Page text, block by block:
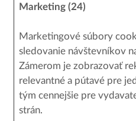
Marketing (24)
Marketingové súbory
sledovanie návštevníkov
Zámerom je zobrazovať
relevantné a pútavé pre
tým cennejšie pre
strán.